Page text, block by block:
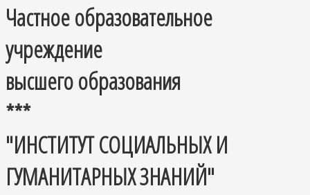
Частное образовательное
учреждение
высшего образования
***
"ИНСТИТУТ СОЦИАЛЬНЫХ И
ГУМАНИТАРНЫХ ЗНАНИЙ"